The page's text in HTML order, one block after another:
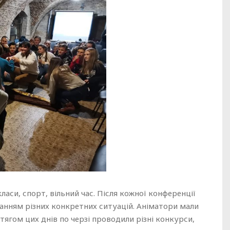
спорт, вільний час. Після кожної конференції
різних конкретних ситуацій. Аніматори мали
цих днів по черзі проводили різні конкурси,